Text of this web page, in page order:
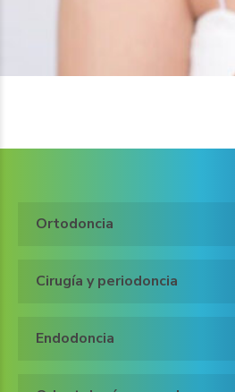
Ortodoncia
Cirugía y periodoncia
Endodoncia